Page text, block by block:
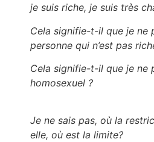
je suis riche, je suis très
Cela signifie-t-il que je ne
personne qui n’est pas
Cela signifie-t-il que je ne
homosexuel ?
Je ne sais pas, où la
elle, où est la limite?